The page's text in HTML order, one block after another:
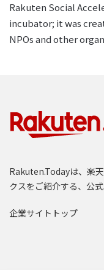
Rakuten Social
incubator; it was
NPOs and other
Rakuten.Todayは、楽
クスをご紹介する、公
企業サイトトップ